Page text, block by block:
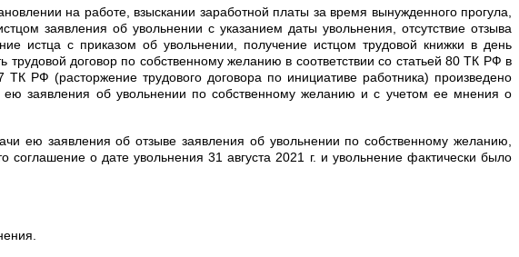
на работе, взыскании заработной платы за время вынужденного прогула,
заявления об увольнении с указанием даты увольнения, отсутствие отзыва
истца с приказом об увольнении, получение истцом трудовой книжки в день
договор по собственному желанию в соответствии со статьей 80 ТК РФ в
РФ (расторжение трудового договора по инициативе работника) произведено
ею заявления об увольнении по собственному желанию и с учетом ее мнения о
ею заявления об отзыве заявления об увольнении по собственному желанию,
соглашение о дате увольнения 31 августа 2021 г. и увольнение фактически было